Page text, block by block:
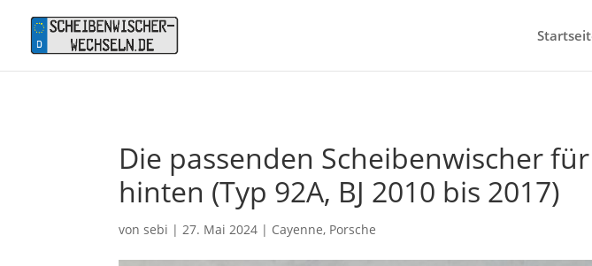
Die passenden Scheibenwischer
hinten (Typ 92A, BJ 2010 bis 2017)
vonsebi | 27. Mai 2024 | Cayenne, Porsche